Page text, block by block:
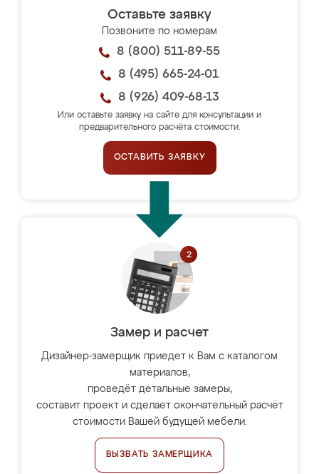
Оставьте заявку
Позвоните по номерам
8 (800) 511-89-55
8 (495) 665-24-01
8 (926) 409-68-13
Или оставьте заявку на сайте для консультации и
предварительного расчёта стоимости.
ОСТАВИТЬ ЗАЯВКУ
Замер и расчет
Дизайнер-замерщик приедет к Вам с каталогом
материалов,
проведёт детальные замеры,
составит проект и сделает окончательный расчёт
стоимости Вашей будущей мебели.
ВЫЗВАТЬ ЗАМЕРЩИКА